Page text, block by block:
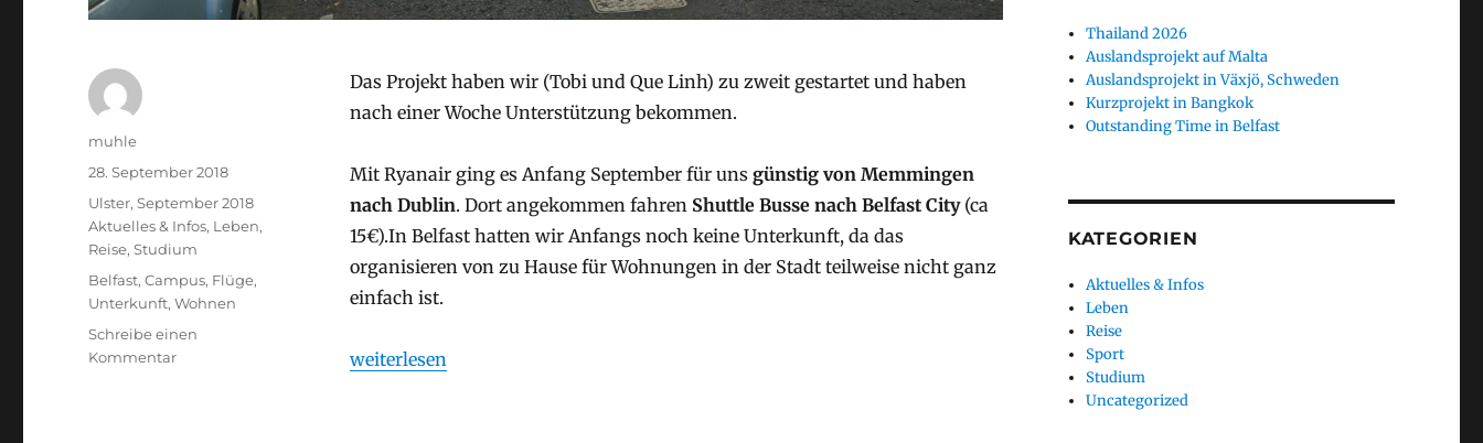
Das Projekt haben wir (Tobi und Que Linh) zu zweit gestartet und haben
nach einer Woche Unterstützung bekommen.
Mit Ryanair ging es Anfang September für uns günstig von Memmingen
nach Dublin. Dort angekommen fahren Shuttle Busse nach Belfast City(ca
15€).In Belfast hatten wir Anfangs noch keine Unterkunft, da das
organisieren von zu Hause für Wohnungen in der Stadt teilweise nicht ganz
einfach ist.
„Belfast Ankunft und Unterkunft“
weiterlesen
Autor
muhle
Veröffentlicht
am
28. September 2018
Stay
Ulster, September 2018
Kategorien
Aktuelles & Infos, Leben,
Reise,Studium
Schlagwörter
Belfast,Campus, Flüge,
Unterkunft,Wohnen
Schreibe einen
Kommentarzu
Thailand 2026
Auslandsprojekt auf Malta
Auslandsprojekt in Växjö, Schweden
Kurzprojekt in Bangkok
Outstanding Time in Belfast
KATEGORIEN
Aktuelles & Infos
Leben
Reise
Sport
Studium
Uncategorized